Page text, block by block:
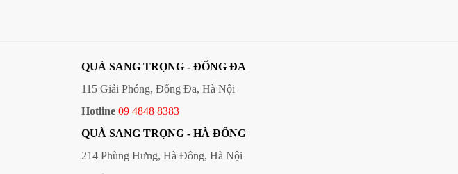
QUÀ SANG TRỌNG - ĐỐNG ĐA
115 Giải Phóng, Đống Đa, Hà Nội
Hotline 09 4848 8383
QUÀ SANG TRỌNG - HÀ ĐÔNG
214 Phùng Hưng, Hà Đông, Hà Nội